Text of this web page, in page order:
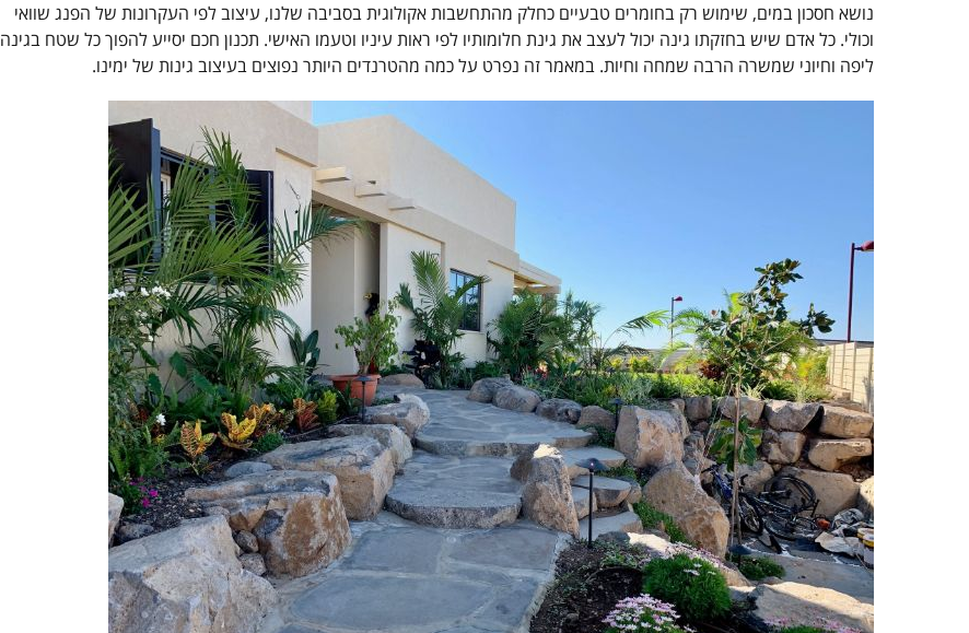
נושא חסכון במים, שימוש רק בחומרים טבעיים כחלק מהתחשבות אקולוגית בסביבה שלנו, עיצוב לפי העקרונות של הפנג שוואי
וכולי. כל אדם שיש בחזקתו גינה יכול לעצב את גינת חלומותיו לפי ראות עיניו וטעמו האישי. תכנון חכם יסייע להפוך כל שטח בגינה
ליפה וחיוני שמשרה הרבה שמחה וחיות. במאמר זה נפרט על כמה מהטרנדים היותר נפוצים בעיצוב גינות של ימינו.